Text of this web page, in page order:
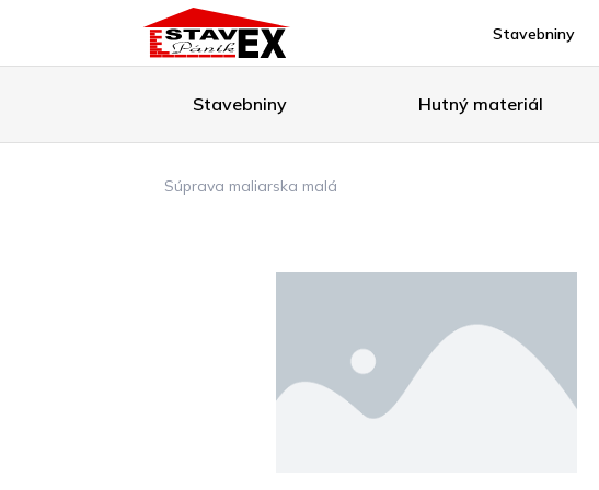
Stavebniny
Stavebniny Hutný materiál
Súprava maliarska malá